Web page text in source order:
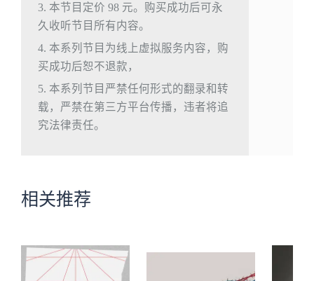
3. 本节目定价 98 元。购买成功后可永
久收听节目所有内容。
4. 本系列节目为线上虚拟服务内容，购
买成功后恕不退款，
5. 本系列节目严禁任何形式的翻录和转
载，严禁在第三方平台传播，违者将追
究法律责任。
相关推荐